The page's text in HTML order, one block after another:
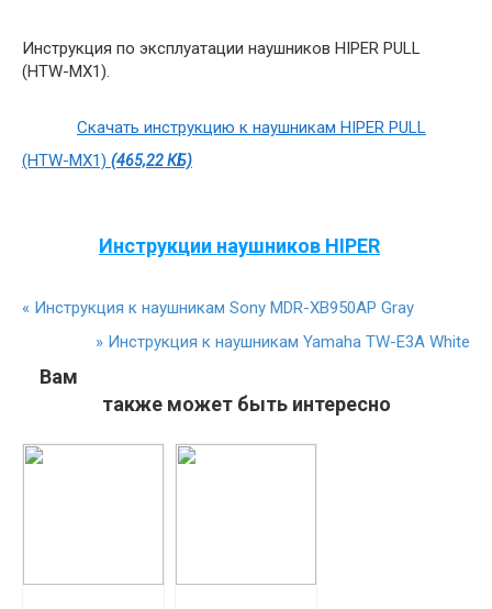
Инструкция по эксплуатации наушников HIPER PULL
(HTW-MX1).
Скачать инструкцию к наушникам HIPER PULL
(HTW-MX1) (465,22 КБ)
Инструкции наушников HIPER
« Инструкция к наушникам Sony MDR-XB950AP Gray
» Инструкция к наушникам Yamaha TW-E3A White
Вам
также может быть интересно